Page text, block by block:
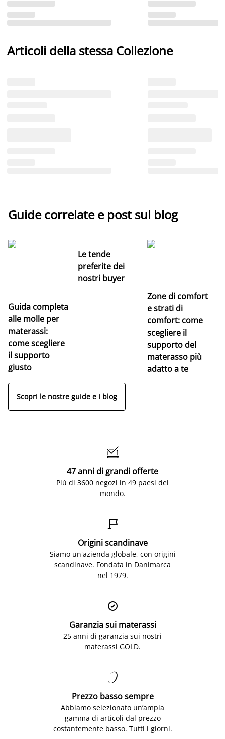
Articoli della stessa Collezione
Guide correlate e post sul blog
Guida completa
alle molle per
materassi:
come scegliere
il supporto
giusto
Le tende
preferite dei
nostri buyer
Zone di comfort
e strati di
comfort: come
scegliere il
supporto del
materasso più
adatto a te
Scopri le nostre guide e i blog

47 anni di grandi offerte
Più di 3600 negozi in 49 paesi del
mondo.

Origini scandinave
Siamo un'azienda globale, con origini
scandinave. Fondata in Danimarca
nel 1979.

Garanzia sui materassi
25 anni di garanzia sui nostri
materassi GOLD.

Prezzo basso sempre
Abbiamo selezionato un’ampia
gamma di articoli dal prezzo
costantemente basso. Tutti i giorni.